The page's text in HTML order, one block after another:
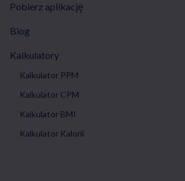
Pobierz aplikację
Blog
Kalkulatory
Kalkulator PPM
Kalkulator CPM
Kalkulator BMI
Kalkulator Kalorii